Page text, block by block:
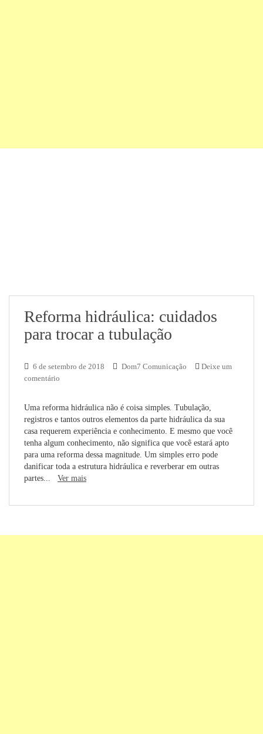
Reforma hidráulica: cuidados
para trocar a tubulação
6 de setembro de 2018 Dom7 Comunicação
Deixe um
comentário
Uma reforma hidráulica não é coisa simples. Tubulação,
registros e tantos outros elementos da parte hidráulica da sua
casa requerem experiência e conhecimento. E mesmo que você
tenha algum conhecimento, não significa que você estará apto
para uma reforma dessa magnitude. Um simples erro pode
danificar toda a estrutura hidráulica e reverberar em outras
partes... Ver mais